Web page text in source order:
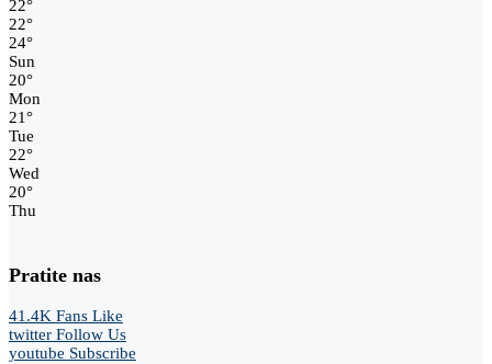
22°
22°
24°
Sun
20°
Mon
21°
Tue
22°
Wed
20°
Thu
Pratite nas
41.4K Fans Like
twitter Follow Us
youtube Subscribe